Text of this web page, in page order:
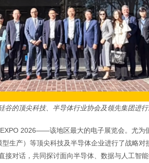
谷的顶尖科技、半导体行业协会及领先集团进行
2026——该地区最大的电子展览会。尤为
生产）等顶尖科技及半导体企业进行了战略
对话，共同探讨面向半导体、数据与人工智能